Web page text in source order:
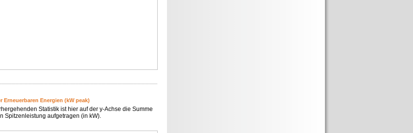
Erneuerbaren Energien (kW peak)
Statistik ist hier auf der y-Achse die Summe
Spitzenleistung aufgetragen (in kW).